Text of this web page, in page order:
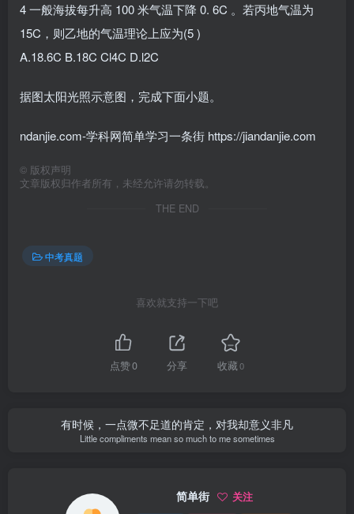
4 一般海拔每升高 100 米气温下降 0. 6C 。若丙地气温为
15C，则乙地的气温理论上应为(5 )
A.18.6C B.18C Cl4C D.l2C
据图太阳光照示意图，完成下面小题。
ndanjie.com-学科网简单学习一条街 https://jiandanjie.com
© 版权声明
文章版权归作者所有，未经允许请勿转载。
THE END
中考真题
喜欢就支持一下吧
点赞0 分享 收藏0
有时候，一点微不足道的肯定，对我却意义非凡
Little compliments mean so much to me sometimes
简单街 关注